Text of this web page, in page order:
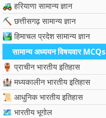
🚜 हरियाणा सामान्य ज्ञान
⛏️ छत्तीसगढ़ सामान्य ज्ञान
🏞️ हिमाचल प्रदेश सामान्य ज्ञान
सामान्य अध्ययन विषयवार MCQs
🏺 प्राचीन भारतीय इतिहास
🏰 मध्यकालीन भारतीय इतिहास
📜 आधुनिक भारतीय इतिहास
🗺️ भारतीय भूगोल